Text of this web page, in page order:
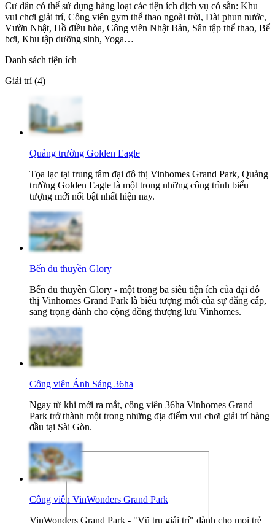
Cư dân có thể sử dụng hàng loạt các tiện ích dịch vụ có sẵn: Khu
vui chơi giải trí, Công viên gym thể thao ngoài trời, Đài phun nước,
Vườn Nhật, Hồ điều hòa, Công viên Nhật Bản, Sân tập thể thao, Bể
bơi, Khu tập dưỡng sinh, Yoga…
Danh sách tiện ích
Giải trí (4)
Quảng trường Golden Eagle
Tọa lạc tại trung tâm đại đô thị Vinhomes Grand Park, Quảng
trường Golden Eagle là một trong những công trình biểu
tượng mới nổi bật nhất hiện nay.
Bến du thuyền Glory
Bến du thuyền Glory - một trong ba siêu tiện ích của đại đô
thị Vinhomes Grand Park là biểu tượng mới của sự đẳng cấp,
sang trọng dành cho cộng đồng thượng lưu Vinhomes.
Công viên Ánh Sáng 36ha
Ngay từ khi mới ra mắt, công viên 36ha Vinhomes Grand
Park trở thành một trong những địa điểm vui chơi giải trí hàng
đầu tại Sài Gòn.
Công viên VinWonders Grand Park
VinWonders Grand Park - "Vũ trụ giải trí" dành cho mọi trẻ